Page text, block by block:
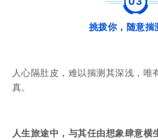
挑拨你，随意揣
人心隔肚皮，难以揣测其深浅，唯
真。
人生旅途中，与其任由想象肆意横